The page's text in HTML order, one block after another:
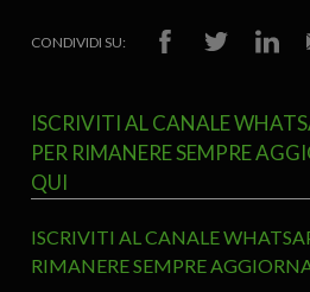
CONDIVIDI SU:
ISCRIVITI AL CANALE
PER RIMANERE SEMPRE
QUI
ISCRIVITI AL CANALE
RIMANERE SEMPRE